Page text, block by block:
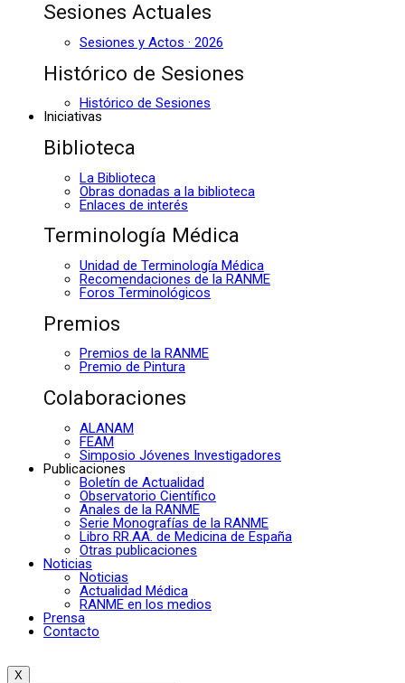
Sesiones Actuales
Sesiones y Actos · 2026
Histórico de Sesiones
Histórico de Sesiones
Iniciativas
Biblioteca
La Biblioteca
Obras donadas a la biblioteca
Enlaces de interés
Terminología Médica
Unidad de Terminología Médica
Recomendaciones de la RANME
Foros Terminológicos
Premios
Premios de la RANME
Premio de Pintura
Colaboraciones
ALANAM
FEAM
Simposio Jóvenes Investigadores
Publicaciones
Boletín de Actualidad
Observatorio Científico
Anales de la RANME
Serie Monografías de la RANME
Libro RR.AA. de Medicina de España
Otras publicaciones
Noticias
Noticias
Actualidad Médica
RANME en los medios
Prensa
Contacto
X